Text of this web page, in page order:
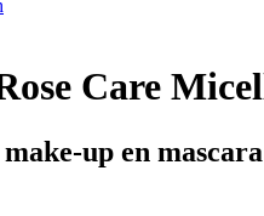
Care
up en mascara